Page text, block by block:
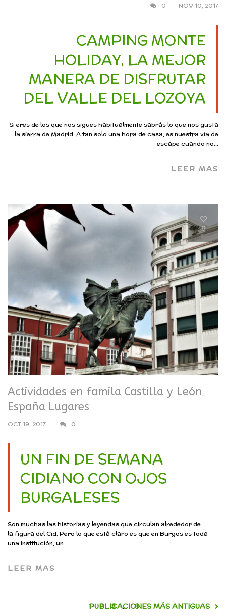
NOV 10, 2017
0
CAMPING MONTE
HOLIDAY, LA MEJOR
MANERA DE DISFRUTAR
DEL VALLE DEL LOZOYA
Si eres de los que nos sigues habitualmente sabrás lo que nos gusta
la sierra de Madrid. A tan solo una hora de casa, es nuestra vía de
escape cuando no...
LEER MAS
6
Actividades en famila, Castilla y León,
España, Lugares
OCT 19, 2017 0
UN FIN DE SEMANA
CIDIANO CON OJOS
BURGALESES
Son muchas las historias y leyendas que circulan alrededor de
la figura del Cid. Pero lo que está claro es que en Burgos es toda
una institución, un...
LEER MAS
1 2 3 … 6
PUBLICACIONES MÁS ANTIGUAS